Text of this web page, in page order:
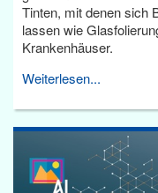
Tinten, mit denen sich
lassen wie
Krankenhäuser.
Weiterlesen...